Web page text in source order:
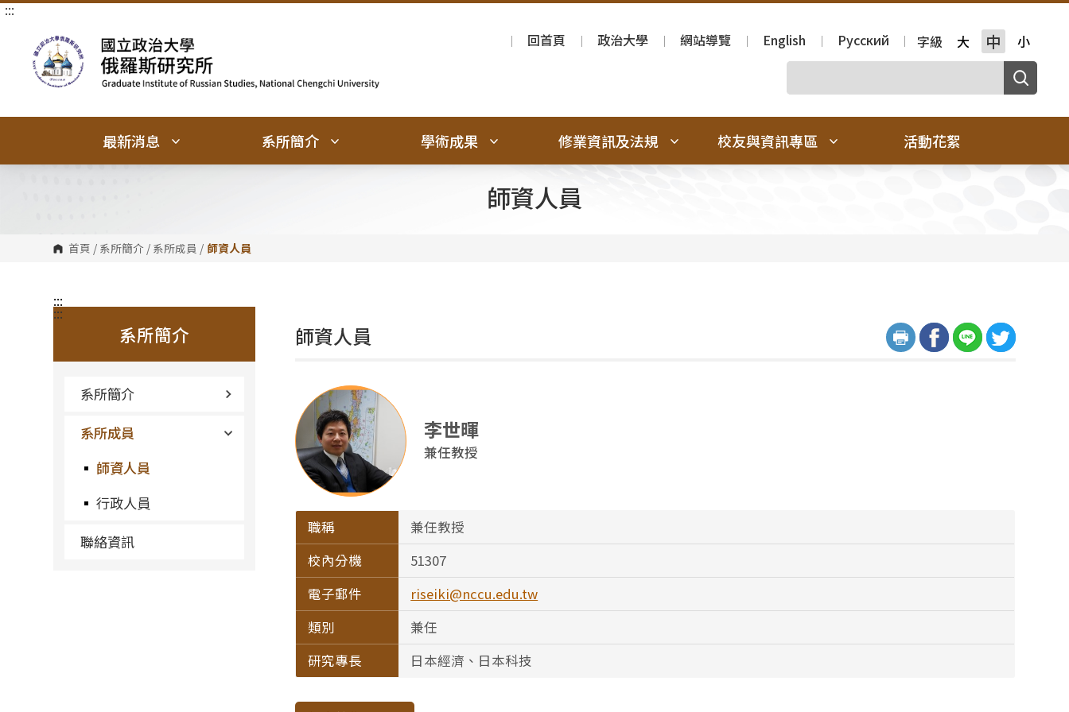
跳
跳
:::
回首頁
政治大學 網站導覽 English Русский 字級 大 中 小
最新消息 系所簡介 學術成果 修業資訊及法規 校友與資訊專區 活動花絮
師資人員
首頁 / 系所簡介 / 系所成員 / 師資人員
:::
系所簡介
系所簡介
系所成員
師資人員
行政人員
聯絡資訊
:::
師資人員
李世暉
兼任教授
職稱
兼任教授
校內分機
51307
電子郵件
riseiki@nccu.edu.tw
類別
兼任
研究專長
日本經濟、日本科技